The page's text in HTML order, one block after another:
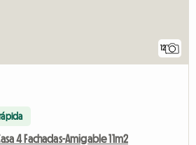
12
4 Fachadas-Amigable 11m2